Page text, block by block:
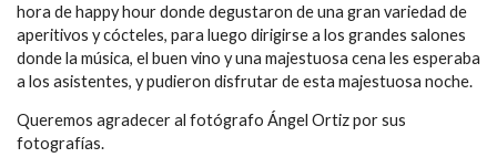
hora de happy hour donde degustaron de una gran variedad de
aperitivos y cócteles, para luego dirigirse a los grandes salones
donde la música, el buen vino y una majestuosa cena les esperaba
a los asistentes, y pudieron disfrutar de esta majestuosa noche.
Queremos agradecer al fotógrafo Ángel Ortiz por sus
fotografías.